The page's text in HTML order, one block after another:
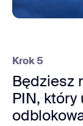
Krok 5
Będziesz
PIN, który